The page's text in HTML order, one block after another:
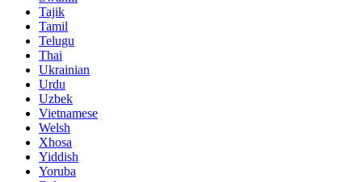
Tajik
Tamil
Telugu
Thai
Ukrainian
Urdu
Uzbek
Vietnamese
Welsh
Xhosa
Yiddish
Yoruba